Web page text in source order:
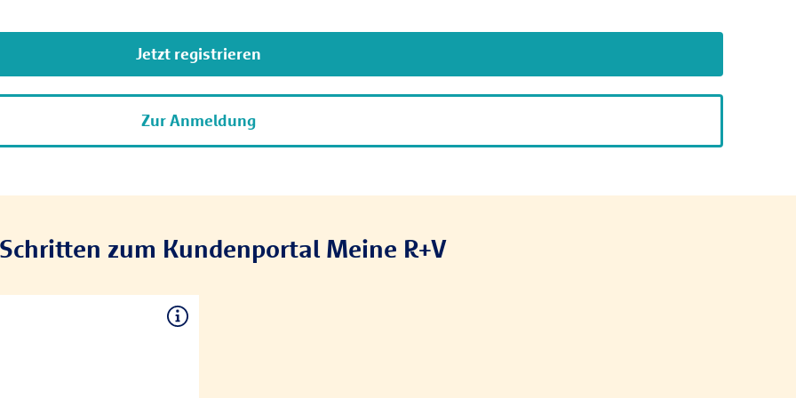
Jetzt registrieren
Zur Anmeldung
zum Kundenportal Meine R+V
Nachnamen, eine E-Mail-